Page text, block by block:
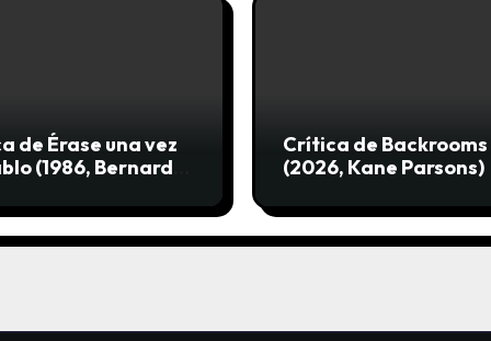
de Érase una vez
(1986, Bernard
Crítica de Backrooms
(2026, Kane Parsons)